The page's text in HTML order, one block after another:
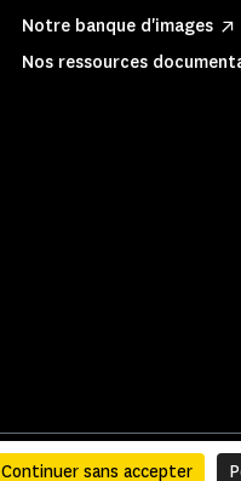
Notre banque d'images
Nos ressources
Continuer sans accepter